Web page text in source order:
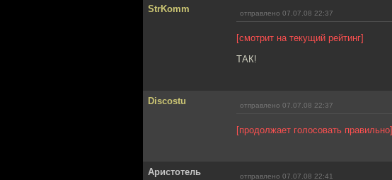
StrKomm отправлено 07.07.08 22:37
[смотрит на текущий рейтинг]
ТАК!
Discostu отправлено 07.07.08 22:37
[продолжает голосовать правильно]
Аристотель отправлено 07.07.08 22:41